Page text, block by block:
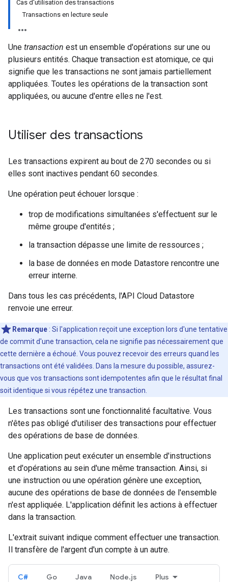
Cas d'utilisation des transactions
Transactions en lecture seule
Une transaction est un ensemble d'opérations sur une ou
plusieurs entités. Chaque transaction est atomique, ce qui
signifie que les transactions ne sont jamais partiellement
appliquées. Toutes les opérations de la transaction sont
appliquées, ou aucune d'entre elles ne l'est.
Utiliser des transactions
Les transactions expirent au bout de 270 secondes ou si
elles sont inactives pendant 60 secondes.
Une opération peut échouer lorsque :
trop de modifications simultanées s'effectuent sur le
même groupe d'entités ;
la transaction dépasse une limite de ressources ;
la base de données en mode Datastore rencontre une
erreur interne.
Dans tous les cas précédents, l'API Cloud Datastore
renvoie une erreur.
Remarque : Si l'application reçoit une exception lors d'une tentative
de commit d'une transaction, cela ne signifie pas nécessairement que
cette dernière a échoué. Vous pouvez recevoir des erreurs quand les
transactions ont été validées. Dans la mesure du possible, assurez-
vous que vos transactions sont idempotentes afin que le résultat final
soit identique si vous répétez une transaction.
Les transactions sont une fonctionnalité facultative. Vous
n'êtes pas obligé d'utiliser des transactions pour effectuer
des opérations de base de données.
Une application peut exécuter un ensemble d'instructions
et d'opérations au sein d'une même transaction. Ainsi, si
une instruction ou une opération génère une exception,
aucune des opérations de base de données de l'ensemble
n'est appliquée. L'application définit les actions à effectuer
dans la transaction.
L'extrait suivant indique comment effectuer une transaction.
Il transfère de l'argent d'un compte à un autre.
C# Go Java Node.js Plus